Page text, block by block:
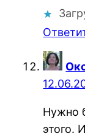
Нужно
этого.